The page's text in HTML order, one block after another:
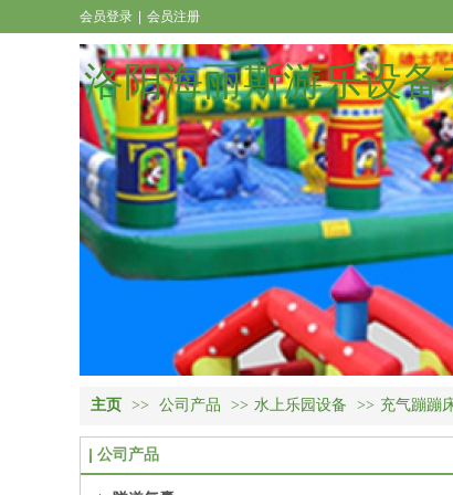
洛阳海丽斯游乐设
会员登录 会员注册
主页 >> 公司产品 >> 水上乐园设备 >> 充气蹦蹦
公司产品